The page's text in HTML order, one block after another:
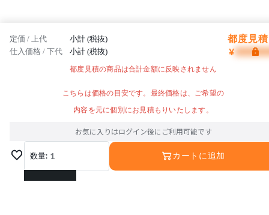
定価 / 上代 小計 (税抜) 都度見
仕入価格 / 下代 小計 (税抜) ¥
都度見積の商品は合計金額に反映されません
こちらは価格の目安です。最終価格は、ご希望の
内容を元に個別にお見積もりいたします。
お気に入りはログイン後にご利用可能です
数量: 1
1
カートに追加